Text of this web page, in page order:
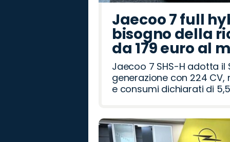
Jaecoo 7 full
bisogno della
da 179 euro al
Jaecoo 7 SHS-H adotta il
generazione con 224 CV,
e consumi dichiarati di